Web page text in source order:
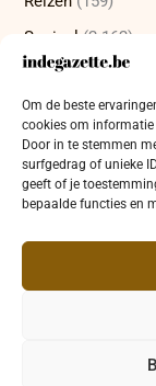
Om de beste
cookies om
Door in te stemmen
surfgedrag of unieke
geeft of je
bepaalde functies en
Sociaal (2.162)
Sport(232)
Technologie(415)
Uncategorized
Wetenschap(473)
Copyright ©